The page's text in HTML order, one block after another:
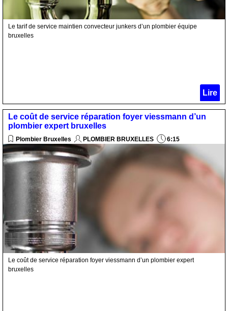
Le tarif de service maintien convecteur junkers d’un plombier équipe
bruxelles
Lire
Le coût de service réparation foyer viessmann d’un
plombier expert bruxelles
Plombier Bruxelles PLOMBIER BRUXELLES 6:15
Le coût de service réparation foyer viessmann d’un plombier expert
bruxelles